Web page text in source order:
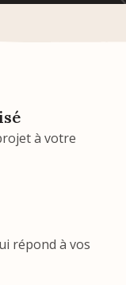
à votre
répond à vos